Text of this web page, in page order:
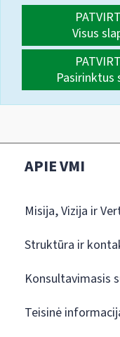
Visus
Pasirinktus
APIE VMI
Misija, Vizija ir
Struktūra ir
Konsultavimasis
Teisinė